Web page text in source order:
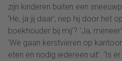
zijn kinderen buiten een
‘He, ja jij daar’, riep hij door het
boekhouder bij mij’? ‘Ja,
‘We gaan kerstvieren op
eten en nodig iedereen uit’. ‘Is